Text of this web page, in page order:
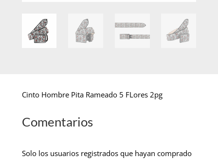
Cinto Hombre Pita Rameado 5 FLores 2pg
Comentarios
Solo los usuarios registrados que hayan comprado